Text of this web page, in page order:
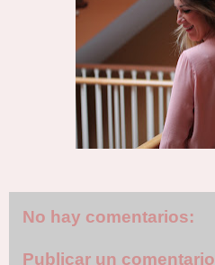
No hay comentarios:
Publicar un comentario